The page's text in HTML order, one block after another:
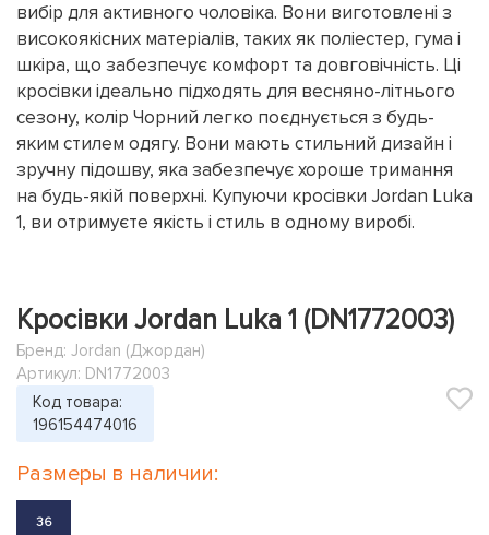
вибір для активного чоловіка. Вони виготовлені з
високоякісних матеріалів, таких як поліестер, гума і
шкіра, що забезпечує комфорт та довговічність. Ці
кросівки ідеально підходять для весняно-літнього
сезону, колір Чорний легко поєднується з будь-
яким стилем одягу. Вони мають стильний дизайн і
зручну підошву, яка забезпечує хороше тримання
на будь-якій поверхні. Купуючи кросівки Jordan Luka
1, ви отримуєте якість і стиль в одному виробі.
Кросівки Jordan Luka 1 (DN1772003)
Бренд: Jordan (Джордан)
Артикул: DN1772003
Код товара:
196154474016
Размеры в наличии:
36